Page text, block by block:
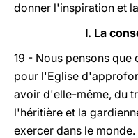
donner l'inspiration et
I. La
19 - Nous pensons
pour l'Eglise
avoir d'elle-même, du
l'héritière et la
exercer dans le